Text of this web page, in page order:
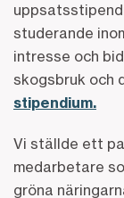
studerande
intresse och
skogsbruk och
stipendium.
Vi ställde ett
medarbetare
gröna